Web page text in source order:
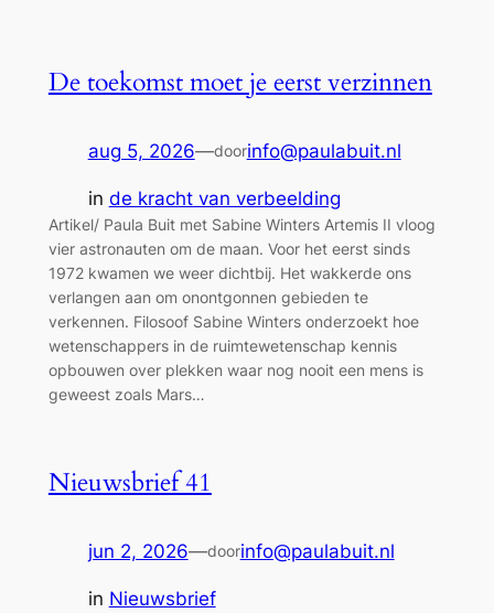
De toekomst moet je eerst verzinnen
aug 5, 2026—doorinfo@paulabuit.nl
in de kracht van verbeelding
Artikel/ Paula Buit met Sabine Winters Artemis II vloog
vier astronauten om de maan. Voor het eerst sinds
1972 kwamen we weer dichtbij. Het wakkerde ons
verlangen aan om onontgonnen gebieden te
verkennen. Filosoof Sabine Winters onderzoekt hoe
wetenschappers in de ruimtewetenschap kennis
opbouwen over plekken waar nog nooit een mens is
geweest zoals Mars…
Nieuwsbrief 41
jun 2, 2026—doorinfo@paulabuit.nl
in Nieuwsbrief